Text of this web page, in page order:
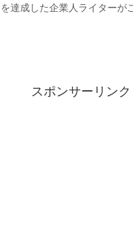
を達成した企業人ライターが
スポンサーリンク